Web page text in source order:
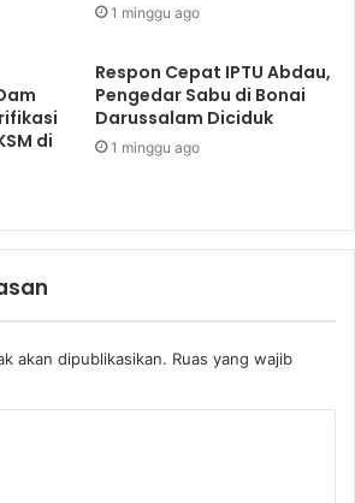
1 minggu ago
di
Respon Cepat IPTU Abdau,
Pengedar Sabu di Bonai
Darussalam Diciduk
1 minggu ago
akan dipublikasikan. Ruas yang wajib